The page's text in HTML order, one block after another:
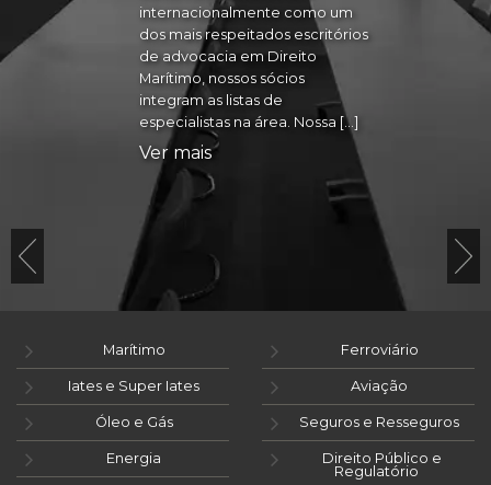
internacionalmente como um
dos mais respeitados escritórios
de advocacia em Direito
Marítimo, nossos sócios
integram as listas de
especialistas na área. Nossa […]
Ver mais
Marítimo
Iates e Super Iates
Óleo e Gás
Energia
Ferroviário
Aviação
Seguros e Resseguros
Direito Público e
Regulatório